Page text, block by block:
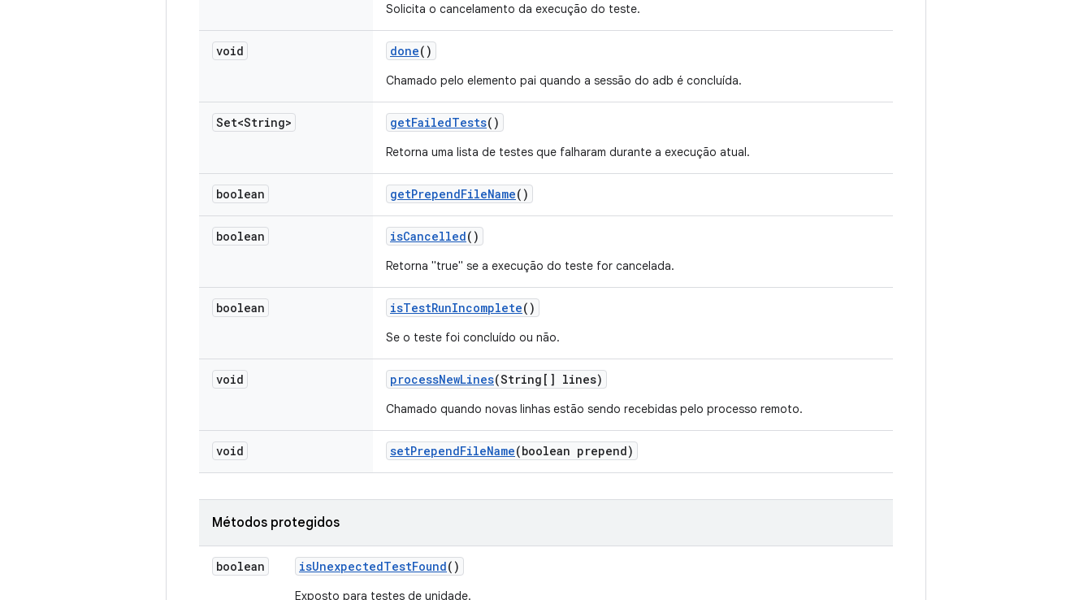
Solicita o cancelamento da execução do teste.
void done()
Chamado pelo elemento pai quando a sessão do adb é concluída.
Set<String> getFailedTests()
Retorna uma lista de testes que falharam durante a execução atual.
boolean getPrependFileName()
boolean isCancelled()
Retorna "true" se a execução do teste for cancelada.
boolean isTestRunIncomplete()
Se o teste foi concluído ou não.
void processNewLines(String[] lines)
Chamado quando novas linhas estão sendo recebidas pelo processo remoto.
void setPrependFileName(boolean prepend)
Métodos protegidos
boolean isUnexpectedTestFound()
Exposto para testes de unidade.